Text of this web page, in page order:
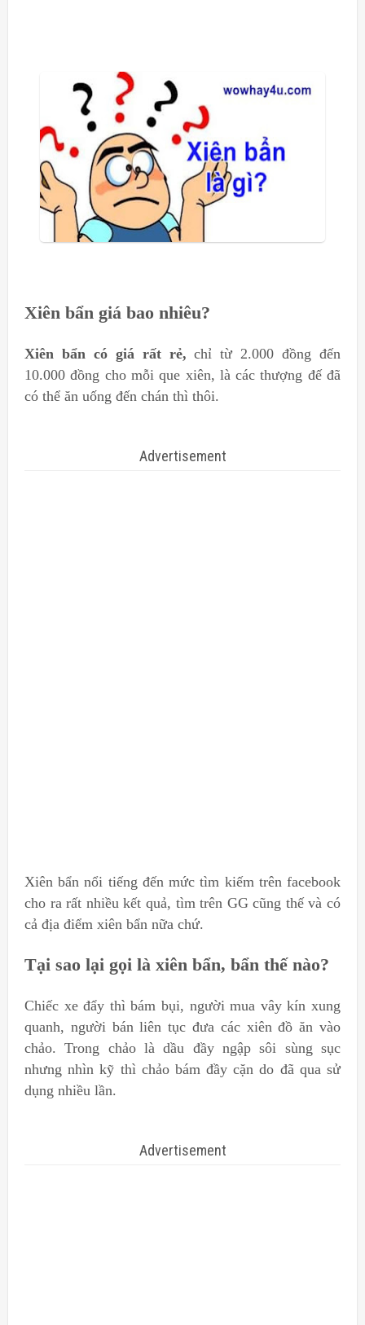
Xiên bẩn giá bao nhiêu?
Xiên bẩn có giá rất rẻ, chỉ từ 2.000 đồng đến
10.000 đồng cho mỗi que xiên, là các thượng đế đã
có thể ăn uống đến chán thì thôi.
Advertisement
Xiên bẩn nổi tiếng đến mức tìm kiếm trên facebook
cho ra rất nhiều kết quả, tìm trên GG cũng thế và có
cả địa điểm xiên bẩn nữa chứ.
Tại sao lại gọi là xiên bẩn, bẩn thế nào?
Chiếc xe đẩy thì bám bụi, người mua vây kín xung
quanh, người bán liên tục đưa các xiên đồ ăn vào
chảo. Trong chảo là dầu đầy ngập sôi sùng sục
nhưng nhìn kỹ thì chảo bám đầy cặn do đã qua sử
dụng nhiều lần.
Advertisement